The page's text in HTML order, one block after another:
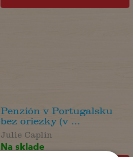
Penzión v Portugalsku
bez oriezky (v ...
Julie Caplin
Na sklade